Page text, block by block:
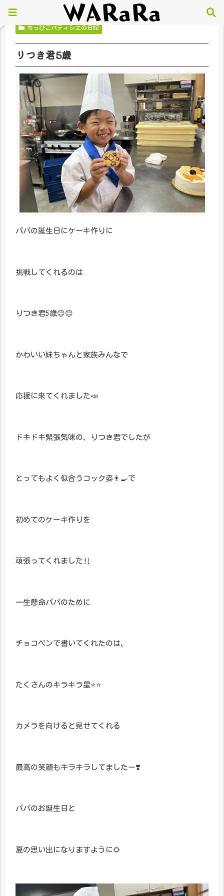
ちっびこパティシエの日記
りつき君5歳
パパの誕生日にケーキ作りに
挑戦してくれるのは
りつき君5歳😊😊
かわいい妹ちゃんと家族みんなで
応援に来てくれました📣
ドキドキ緊張気味の、りつき君でしたが
とってもよく似合うコック姿👨‍🍳で
初めてのケーキ作りを
頑張ってくれました‼️
一生懸命パパのために
チョコペンで書いてくれたのは、
たくさんのキラキラ星⭐️⭐️
カメラを向けると見せてくれる
最高の笑顔もキラキラしてましたー❣️
パパのお誕生日と
夏の思い出になりますように🌻